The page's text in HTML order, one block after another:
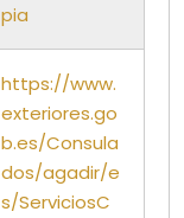
pia
https://www.
exteriores.go
b.es/Consula
dos/agadir/e
s/ServiciosC